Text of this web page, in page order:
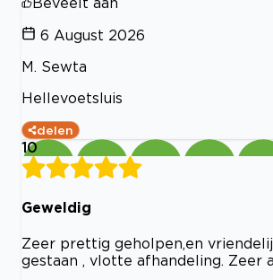
6 August 2026
M. Sewta
Hellevoetsluis
delen
10
Geweldig
Zeer prettig geholpen,en
gestaan , vlotte afhandeling. Zeer